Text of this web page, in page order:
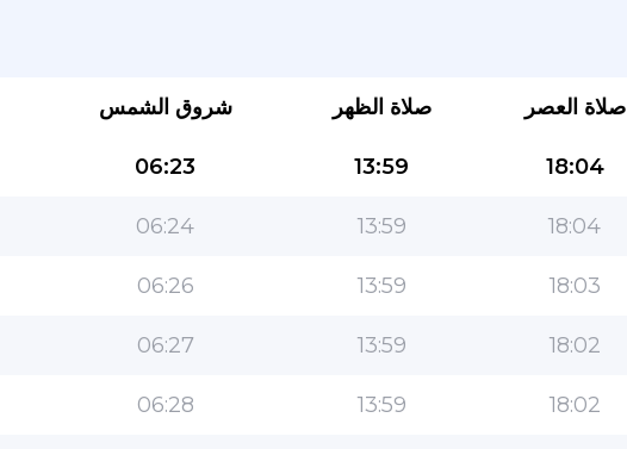
شروق الشمس صلاة الظهر صلاة العصر
06:23 13:59 18:04
06:24 13:59 18:04
06:26 13:59 18:03
06:27 13:59 18:02
06:28 13:59 18:02
التطبيق الأكثر شعبية للمسلمين!
التطبيق الإسلامي الشهير لنمط الحياة ، مع ميزات سهلة